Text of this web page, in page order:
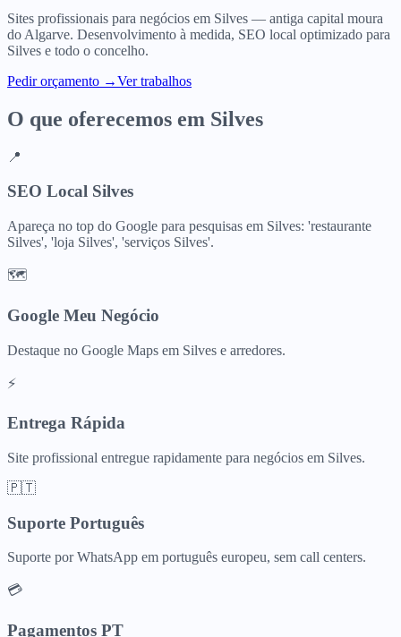
Sites profissionais para negócios em Silves — antiga capital moura
do Algarve. Desenvolvimento à medida, SEO local optimizado para
Silves e todo o concelho.
Pedir orçamento →Ver trabalhos
O que oferecemos em Silves
📍
SEO Local Silves
Apareça no top do Google para pesquisas em Silves: 'restaurante
Silves', 'loja Silves', 'serviços Silves'.
🗺️
Google Meu Negócio
Destaque no Google Maps em Silves e arredores.
⚡
Entrega Rápida
Site profissional entregue rapidamente para negócios em Silves.
🇵🇹
Suporte Português
Suporte por WhatsApp em português europeu, sem call centers.
💳
Pagamentos PT